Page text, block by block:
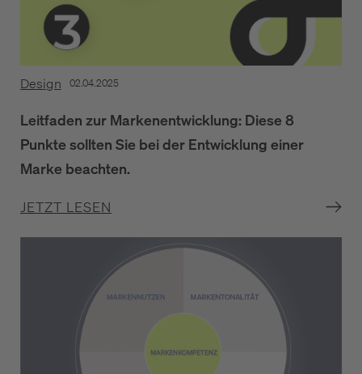
Design 02.04.2025
Leitfaden zur Markenentwicklung: Diese 8
Punkte sollten Sie bei der Entwicklung einer
Marke beachten.
JETZT LESEN